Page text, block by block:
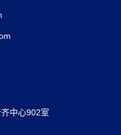
中心902室